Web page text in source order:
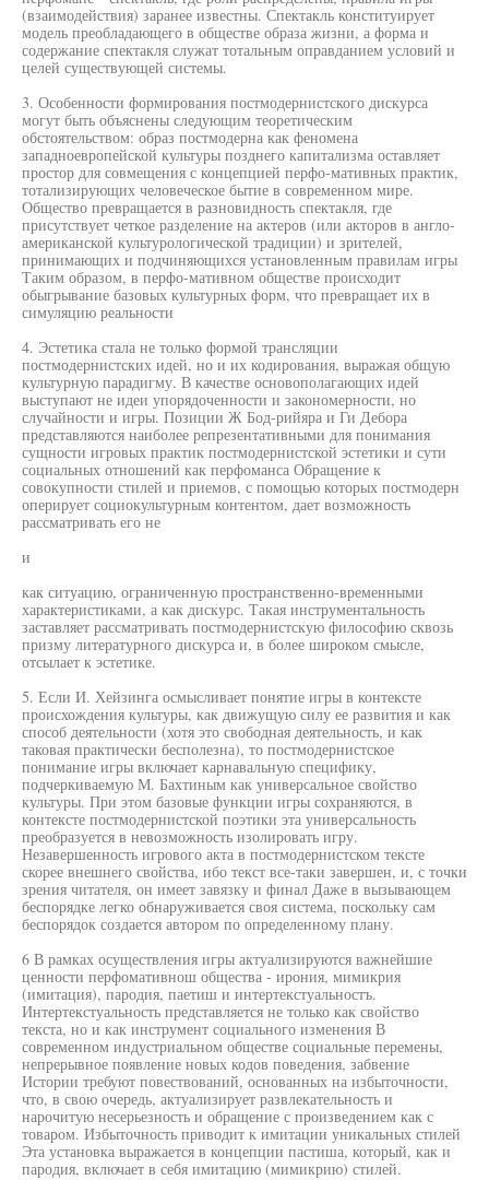
(взаимодействия) заранее известны. Спектакль конституирует
модель преобладающего в обществе образа жизни, а форма и
содержание спектакля служат тотальным оправданием условий и
целей существующей системы.
3. Особенности формирования постмодернистского дискурса
могут быть объяснены следующим теоретическим
обстоятельством: образ постмодерна как феномена
западноевропейской культуры позднего капитализма оставляет
простор для совмещения с концепцией перфо-мативных практик,
тотализирующих человеческое бытие в современном мире.
Общество превращается в разновидность спектакля, где
присутствует четкое разделение на актеров (или акторов в англо-
американской культурологической традиции) и зрителей,
принимающих и подчиняющихся установленным правилам игры
Таким образом, в перфо-мативном обществе происходит
обыгрывание базовых культурных форм, что превращает их в
симуляцию реальности
4. Эстетика стала не только формой трансляции
постмодернистских идей, но и их кодирования, выражая общую
культурную парадигму. В качестве основополагающих идей
выступают не идеи упорядоченности и закономерности, но
случайности и игры. Позиции Ж Бод-рийяра и Ги Дебора
представляются наиболее репрезентативными для понимания
сущности игровых практик постмодернистской эстетики и сути
социальных отношений как перфоманса Обращение к
совокупности стилей и приемов, с помощью которых постмодерн
оперирует социокультурным контентом, дает возможность
рассматривать его не
и
как ситуацию, ограниченную пространственно-временными
характеристиками, а как дискурс. Такая инструментальность
заставляет рассматривать постмодернистскую философию сквозь
призму литературного дискурса и, в более широком смысле,
отсылает к эстетике.
5. Если И. Хейзинга осмысливает понятие игры в контексте
происхождения культуры, как движущую силу ее развития и как
способ деятельности (хотя это свободная деятельность, и как
таковая практически бесполезна), то постмодернистское
понимание игры включает карнавальную специфику,
подчеркиваемую М. Бахтиным как универсальное свойство
культуры. При этом базовые функции игры сохраняются, в
контексте постмодернистской поэтики эта универсальность
преобразуется в невозможность изолировать игру.
Незавершенность игрового акта в постмодернистском тексте
скорее внешнего свойства, ибо текст все-таки завершен, и, с точки
зрения читателя, он имеет завязку и финал Даже в вызывающем
беспорядке легко обнаруживается своя система, поскольку сам
беспорядок создается автором по определенному плану.
6 В рамках осуществления игры актуализируются важнейшие
ценности перфомативнош общества - ирония, мимикрия
(имитация), пародия, паетиш и интертекстуальностъ.
Интертекстуальность представляется не только как свойство
текста, но и как инструмент социального изменения В
современном индустриальном обществе социальные перемены,
непрерывное появление новых кодов поведения, забвение
Истории требуют повествований, основанных на избыточности,
что, в свою очередь, актуализирует развлекательность и
нарочитую несерьезность и обращение с произведением как с
товаром. Избыточность приводит к имитации уникальных стилей
Эта установка выражается в концепции пастиша, который, как и
пародия, включает в себя имитацию (мимикрию) стилей.